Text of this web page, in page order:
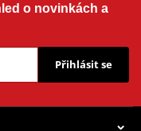
o novinkách a
Přihlásit se